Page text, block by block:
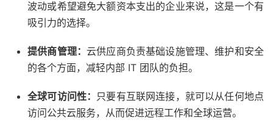
波动或希望避免大额资本支出的企业来说，这是一个有
吸引力的选择。
提供商管理： 云供应商负责基础设施管理、维护和安全
的各个方面，减轻内部 IT 团队的负担。
全球可访问性： 只要有互联网连接，就可以从任何地点
访问公共云服务，从而促进远程工作和全球运营。